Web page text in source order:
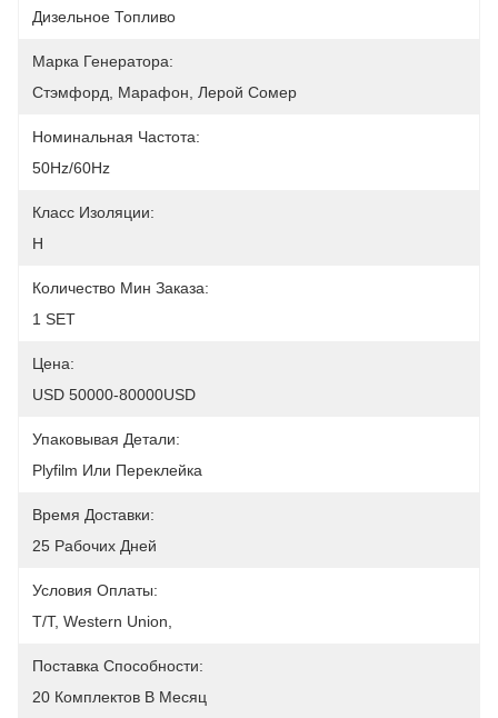
Дизельное Топливо
Марка Генератора:
Стэмфорд, Марафон, Лерой Сомер
Номинальная Частота:
50Hz/60Hz
Класс Изоляции:
H
Количество Мин Заказа:
1 SET
Цена:
USD 50000-80000USD
Упаковывая Детали:
Plyfilm Или Переклейка
Время Доставки:
25 Рабочих Дней
Условия Оплаты:
T/T, Western Union,
Поставка Способности:
20 Комплектов В Месяц